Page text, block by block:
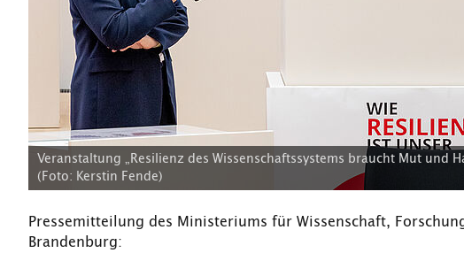
Veranstaltung „Resilienz des Wissenschaftssystems braucht Mut und
(Foto: Kerstin Fende)
Pressemitteilung des Ministeriums für Wissenschaft,
Brandenburg: